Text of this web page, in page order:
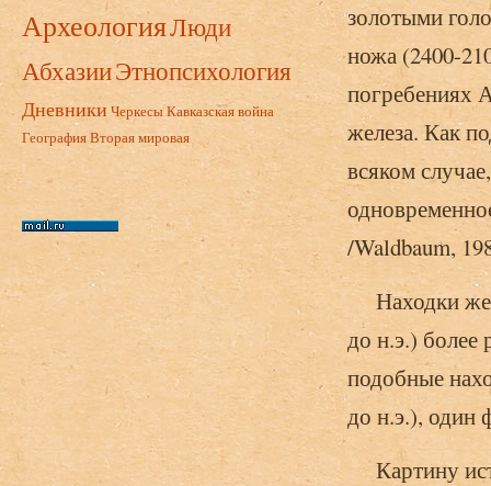
АрхеологияЛюди
АбхазииЭтнопсихология
Дневники ЧеркесыКавказская война
ГеографияВторая мировая
золотыми
ножа (2400-
погребениях
железа. Как
всяком
/Waldbaum,
Находки
до н.э.) более
подобные
до н.э.), один
Картину